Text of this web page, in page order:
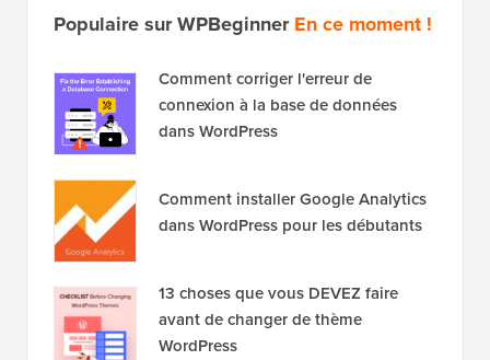
Populaire sur WPBeginnerEn ce moment !
Comment corriger l'erreur de
connexion à la base de données
dans WordPress
Comment installer Google Analytics
dans WordPress pour les débutants
13 choses que vous DEVEZ faire
avant de changer de thème
WordPress